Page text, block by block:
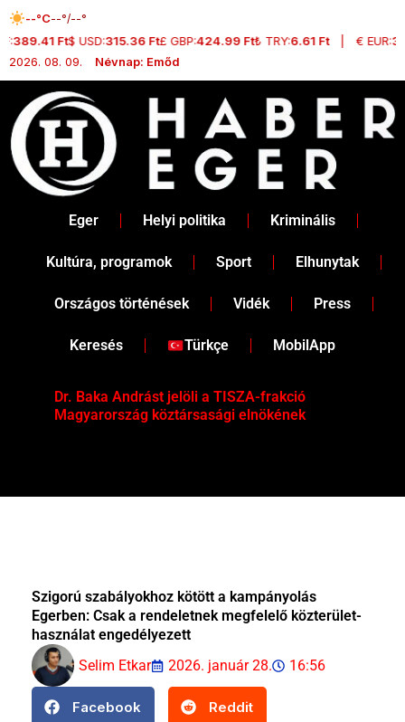
Skip
to
content
--°C--°/--°
389.41 Ft$ USD:315.36 Ft£ GBP:424.99 Ft₺ TRY:6.61 Ft| € EUR:
2026. 08. 09.
Névnap: Emőd
Eger Helyi politika Kriminális
Kultúra, programok Sport Elhunytak
Országos történések Vidék Press
Keresés Türkçe MobilApp
Dr. Baka Andrást jelöli a TISZA-frakció
Magyarország köztársasági elnökének
Szigorú szabályokhoz kötött a kampányolás
Egerben: Csak a rendeletnek megfelelő közterület-
használat engedélyezett
Selim Etkar
2026. január 28. 16:56
Facebook Reddit